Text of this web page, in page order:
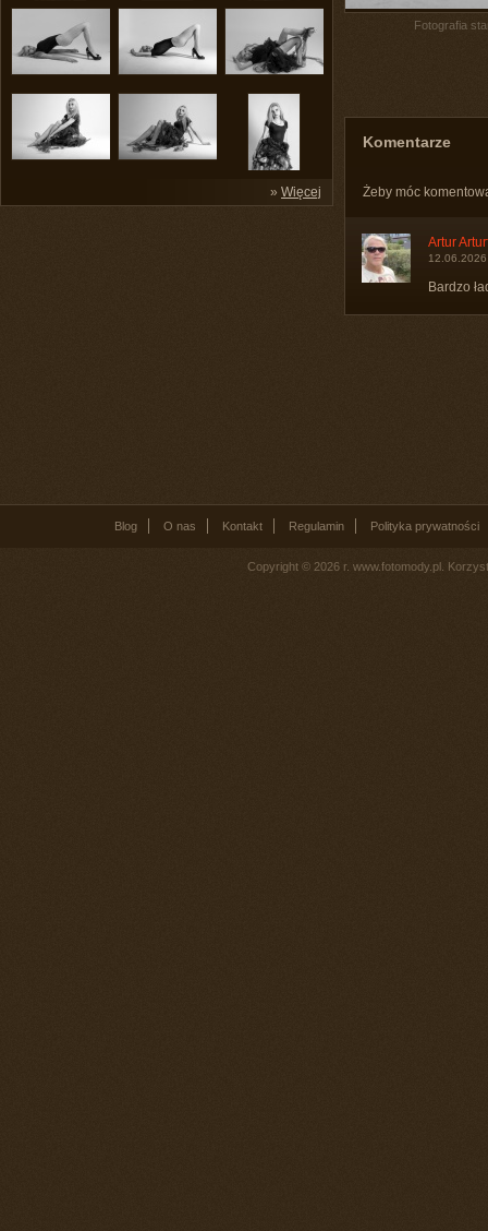
» Więcej
Fotografia
Komentarze
Żeby móc
Artur
Bardzo
Blog O nas Kontakt Regulamin Polityka prywatności
Copyright © 2026 r. www.fotomody.pl.